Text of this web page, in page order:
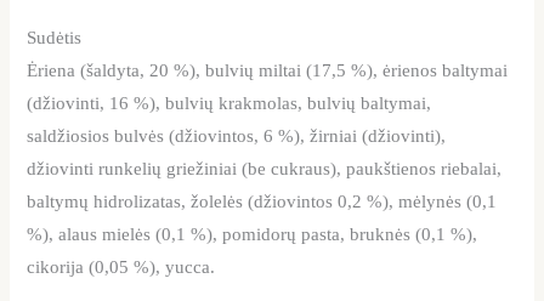
Sudėtis
Ėriena (šaldyta, 20 %), bulvių miltai (17,5 %), ėrienos baltymai
(džiovinti, 16 %), bulvių krakmolas, bulvių baltymai,
saldžiosios bulvės (džiovintos, 6 %), žirniai (džiovinti),
džiovinti runkelių griežiniai (be cukraus), paukštienos riebalai,
baltymų hidrolizatas, žolelės (džiovintos 0,2 %), mėlynės (0,1
%), alaus mielės (0,1 %), pomidorų pasta, bruknės (0,1 %),
cikorija (0,05 %), yucca.